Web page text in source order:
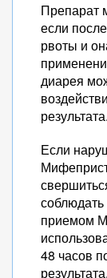
Препарат
если
рвоты и
диарея
результата.
Если
приемом
48 часов
результата.